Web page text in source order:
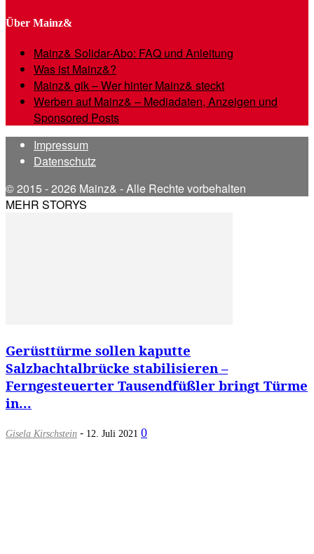
Über Mainz&
Mainz& Solidar-Abo: FAQ und Anleitung
Was ist Mainz&?
Mainz& gik – Wer hinter Mainz& steckt
Werben auf Mainz& – Mediadaten, Anzeigen und
Sponsored Posts
Impressum
Datenschutz
© 2015 - 2026 Mainz& - Alle Rechte vorbehalten
MEHR STORYS
Gerüsttürme sollen kaputte
Salzbachtalbrücke stabilisieren –
Ferngesteuerter Tausendfüßler bringt Türme
in...
Gisela Kirschstein - 12. Juli 2021 0